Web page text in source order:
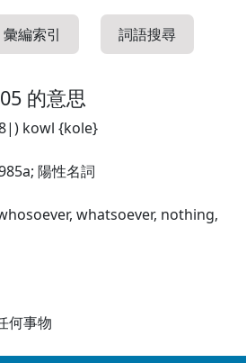
彙編索引 詞語搜尋
的意思
kowl {kole}
陽性名詞
whatsoever, nothing,
何事物